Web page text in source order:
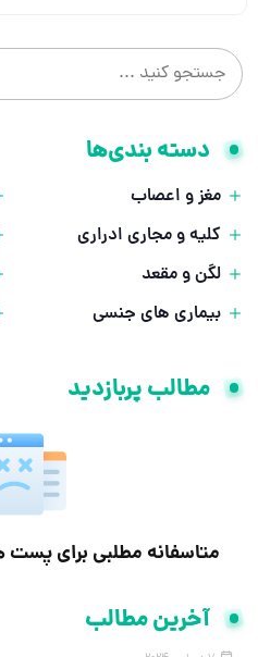
جستجو در سایت
دسته بندی‌ها
مغز و اعصاب
کلیه و مجاری ادراری
لگن و مقعد
بیماری های جنسی
مطالب پربازدید
متاسفانه مطلبی برای پست
آخرین مطالب